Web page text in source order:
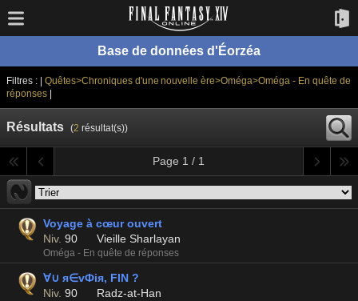
Base de données d'Éorzéa
Filtres : | Quêtes>Chroniques d'une nouvelle ère>Oméga>Oméga - En quête de
réponses|
Résultats (2 résultat(s))
Page 1 / 1
Voyage à cœur ouvert
Niv. 90 Vieille Sharlayan
Oméga - En quête de réponses
∀∪ я∈vФiя, FIN ?
Niv. 90 Radz-at-Han